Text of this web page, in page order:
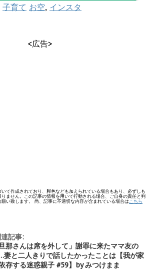
子育て お空, インスタ
<広告>
て作成されており、脚色なども加えられている場合もあり、必ずしも
ません。この記事の情報を用いて行動される場合、ご自身の責任と判
い致します。 尚、記事に不適切な内容が含まれている場合は こちら
記事:
旦那さんは席を外して」謝罪に来たママ友の
妻と二人きりで話したかったことは【我が家
存する迷惑親子 #59】by みつけまま